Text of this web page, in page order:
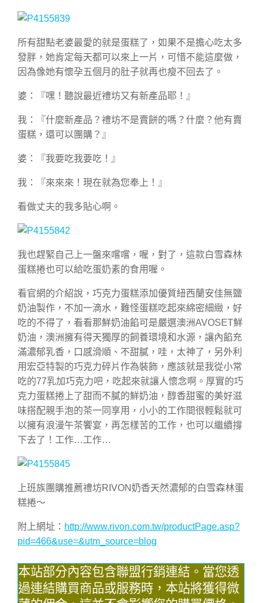
所有甜點老婆最愛的就是蛋糕了，如果不是擔心吃太多
發胖，她肯定每天都可以來上一片，可惜不能這麼做，
因為像她有懷孕五個月的肚子就再也瘦不回去了。
婆：『嘿！聽說最近禮坊又有新產品耶！』
我：『什麼新產品？禮坊不是賣餅的嗎？什麼？他有賣
蛋糕，還可以團購？』
婆：『我要吃我要吃！』
我：『來來來！現在就為您奉上！』
看做丈夫的我多貼心啊。
我也趕緊自己上一盤來嚐嚐，喔，對了，這款白雪森林
蛋糕捲也可以給吃蛋奶素的食用喔。
看官網的介紹說，巧克力蛋糕添加優質紐西蘭安佳無鹽
奶油製作，不加一滴水，難怪蛋糕吃起來綿密細緻，好
吃的不得了，看看那鮮奶油餡可是嚴選澳洲AVOSET鮮
奶油，澳洲擁有得天獨厚的飼養環境和水源，讓內餡充
滿濃郁乳香，口感滑順、不甜膩，哇，太神了，另外利
用宏亞特製的巧克力碎片作為裝飾，應該就是我從小常
吃的77乳加巧克力吧，吃起來就讓人懷念啊。厚實的巧
克力蛋糕捲上了甜而不膩的鮮奶油，醇香甜蜜的美好滋
味搭配親手泡的茶一同享用，小小的工作間很輕鬆就可
以擁有浪漫午茶饗宴，再怎樣苦的工作，也可以繼續撐
下去了！工作…工作…
上班族團購推薦禮坊RIVON奶香天然濃郁的白雪森林蛋
糕捲～
附上網址： http://www.rivon.com.tw/productPage.asp?
pid=466&use=&utm_source=blog
本站部分內容包含聯盟行銷連結。當您透
過連結購買商品或服務時，本站將獲得微